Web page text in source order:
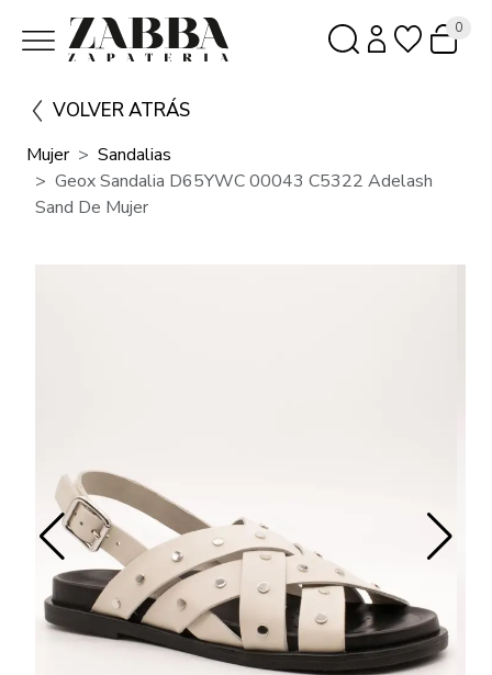
0
VOLVER ATRÁS
Mujer
Sandalias
Geox Sandalia D65YWC 00043 C5322 Adelash
Sand De Mujer